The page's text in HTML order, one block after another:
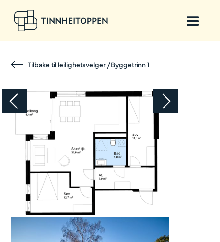
Tilbake til leilighetsvelger / Byggetrinn 1